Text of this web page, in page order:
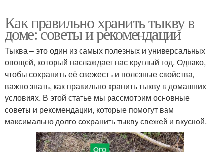
Как правильно хранить тыкву в
доме: советы и рекомендации
Тыква – это один из самых полезных и универсальных
овощей, который наслаждает нас круглый год. Однако,
чтобы сохранить её свежесть и полезные свойства,
важно знать, как правильно хранить тыкву в домашних
условиях. В этой статье мы рассмотрим основные
советы и рекомендации, которые помогут вам
максимально долго сохранить тыкву свежей и вкусной.